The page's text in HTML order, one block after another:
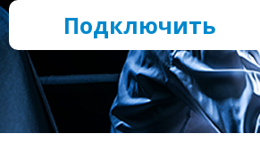
Подключить